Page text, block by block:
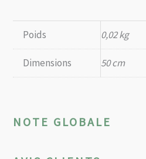
Poids 0,02 kg
Dimensions 50 cm
NOTE GLOBALE